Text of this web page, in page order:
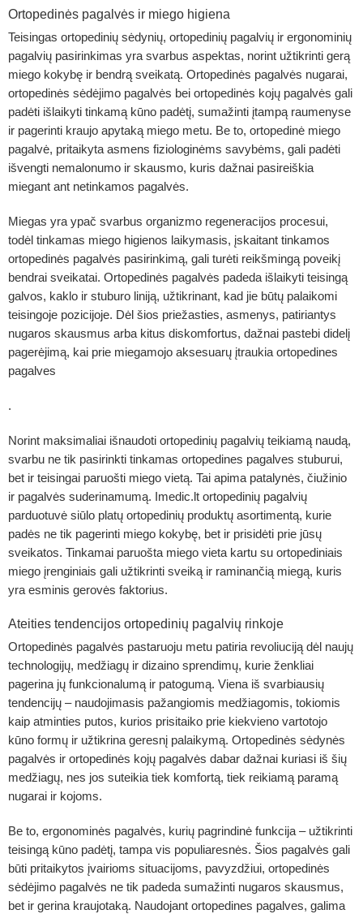
Ortopedinės pagalvės ir miego higiena
Teisingas ortopedinių sėdynių, ortopedinių pagalvių ir ergonominių
pagalvių pasirinkimas yra svarbus aspektas, norint užtikrinti gerą
miego kokybę ir bendrą sveikatą. Ortopedinės pagalvės nugarai,
ortopedinės sėdėjimo pagalvės bei ortopedinės kojų pagalvės gali
padėti išlaikyti tinkamą kūno padėtį, sumažinti įtampą raumenyse
ir pagerinti kraujo apytaką miego metu. Be to, ortopedinė miego
pagalvė, pritaikyta asmens fiziologinėms savybėms, gali padėti
išvengti nemalonumo ir skausmo, kuris dažnai pasireiškia
miegant ant netinkamos pagalvės.
Miegas yra ypač svarbus organizmo regeneracijos procesui,
todėl tinkamas miego higienos laikymasis, įskaitant tinkamos
ortopedinės pagalvės pasirinkimą, gali turėti reikšmingą poveikį
bendrai sveikatai. Ortopedinės pagalvės padeda išlaikyti teisingą
galvos, kaklo ir stuburo liniją, užtikrinant, kad jie būtų palaikomi
teisingoje pozicijoje. Dėl šios priežasties, asmenys, patiriantys
nugaros skausmus arba kitus diskomfortus, dažnai pastebi didelį
pagerėjimą, kai prie miegamojo aksesuarų įtraukia ortopedines
pagalves
.
Norint maksimaliai išnaudoti ortopedinių pagalvių teikiamą naudą,
svarbu ne tik pasirinkti tinkamas ortopedines pagalves stuburui,
bet ir teisingai paruošti miego vietą. Tai apima patalynės, čiužinio
ir pagalvės suderinamumą. Imedic.lt ortopedinių pagalvių
parduotuvė siūlo platų ortopedinių produktų asortimentą, kurie
padės ne tik pagerinti miego kokybę, bet ir prisidėti prie jūsų
sveikatos. Tinkamai paruošta miego vieta kartu su ortopediniais
miego įrenginiais gali užtikrinti sveiką ir raminančią miegą, kuris
yra esminis gerovės faktorius.
Ateities tendencijos ortopedinių pagalvių rinkoje
Ortopedinės pagalvės pastaruoju metu patiria revoliuciją dėl naujų
technologijų, medžiagų ir dizaino sprendimų, kurie ženkliai
pagerina jų funkcionalumą ir patogumą. Viena iš svarbiausių
tendencijų – naudojimasis pažangiomis medžiagomis, tokiomis
kaip atminties putos, kurios prisitaiko prie kiekvieno vartotojo
kūno formų ir užtikrina geresnį palaikymą. Ortopedinės sėdynės
pagalvės ir ortopedinės kojų pagalvės dabar dažnai kuriasi iš šių
medžiagų, nes jos suteikia tiek komfortą, tiek reikiamą paramą
nugarai ir kojoms.
Be to, ergonominės pagalvės, kurių pagrindinė funkcija – užtikrinti
teisingą kūno padėtį, tampa vis populiaresnės. Šios pagalvės gali
būti pritaikytos įvairioms situacijoms, pavyzdžiui, ortopedinės
sėdėjimo pagalvės ne tik padeda sumažinti nugaros skausmus,
bet ir gerina kraujotaką. Naudojant ortopedines pagalves, galima